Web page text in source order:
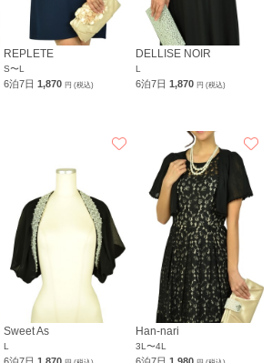
REPLETE
S〜L
6泊7日1,870円 (税込)
DELLISE NOIR
L
6泊7日1,870円 (税込)
Sweet As
L
Han-nari
3L〜4L